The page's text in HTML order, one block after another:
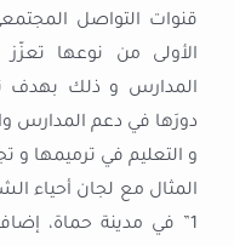
قنوات التواصل
الأولى من نوعها تعزّز
المدارس و ذلك بهدف
دورَها في دعم المدارس
و التعليم في ترميمها و
المثال مع لجان أحياء
1” في مدينة حماة،